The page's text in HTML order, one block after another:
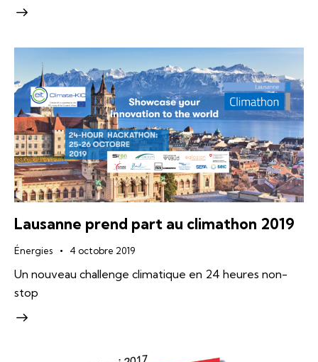
Lausanne prend part au climathon 2019
Énergies 4 octobre 2019
Un nouveau challenge climatique en 24 heures non-
stop